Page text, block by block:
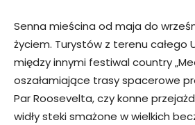
Senna mieścina od maja do
życiem. Turystów z terenu całego
między innymi festiwal country
oszałamiające trasy spacerowe
Par Roosevelta, czy konne
widły steki smażone w wielkich